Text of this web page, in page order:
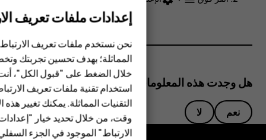
الهواتف المميزة
الأكسسوارات
HMD Terra M
HMD DUB
هل وجدت هذه المعلومات مفيدة؟
نعم لا
إعدادات ملفات تعريف
نحن نستخدم ملفات تعريف
المماثلة؛ بهدف تحسين تجربتك
خلال الضغط على "قبول الكل"،
استخدام تقنية ملفات تعريف
التقنيات المماثلة. يمكنك تغيير
وقت، من خلال تحديد خيار
الارتباط" الموجود في الجزء